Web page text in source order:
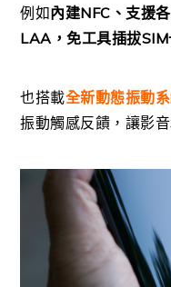
例如內建NFC、支援
LAA，免工具插拔
也搭載全新動態振動
振動觸感反饋，讓影